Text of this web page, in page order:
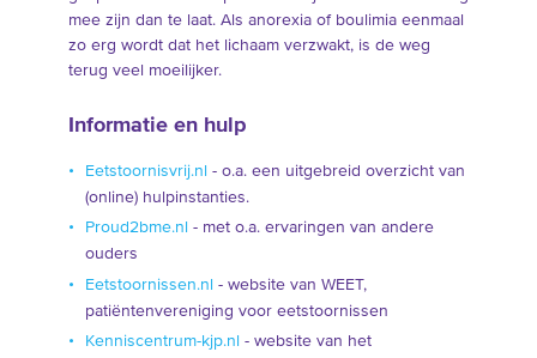
mee zijn dan te laat. Als anorexia of boulimia eenmaal
zo erg wordt dat het lichaam verzwakt, is de weg
terug veel moeilijker.
Informatie en hulp
Eetstoornisvrij.nl - o.a. een uitgebreid overzicht van
(online) hulpinstanties.
Proud2bme.nl - met o.a. ervaringen van andere
ouders
Eetstoornissen.nl - website van WEET,
patiëntenvereniging voor eetstoornissen
Kenniscentrum-kjp.nl - website van het